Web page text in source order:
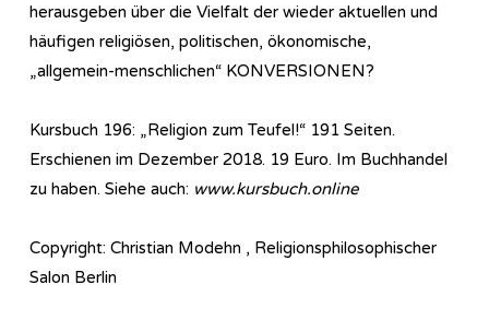
herausgeben über die Vielfalt der wieder aktuellen und
häufigen religiösen, politischen, ökonomische,
„allgemein-menschlichen“ KONVERSIONEN?
Kursbuch 196: „Religion zum Teufel!“ 191 Seiten.
Erschienen im Dezember 2018. 19 Euro. Im Buchhandel
zu haben. Siehe auch: www.kursbuch.online
Copyright: Christian Modehn , Religionsphilosophischer
Salon Berlin